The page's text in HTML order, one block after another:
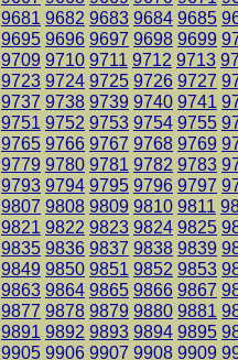
9681 9682 9683 9684 9685
9695 9696 9697 9698 9699
9709 9710 9711 9712 9713
9723 9724 9725 9726 9727
9737 9738 9739 9740 9741
9751 9752 9753 9754 9755
9765 9766 9767 9768 9769
9779 9780 9781 9782 9783
9793 9794 9795 9796 9797
9807 9808 9809 9810 9811
9821 9822 9823 9824 9825
9835 9836 9837 9838 9839
9849 9850 9851 9852 9853
9863 9864 9865 9866 9867
9877 9878 9879 9880 9881
9891 9892 9893 9894 9895
9905 9906 9907 9908 9909